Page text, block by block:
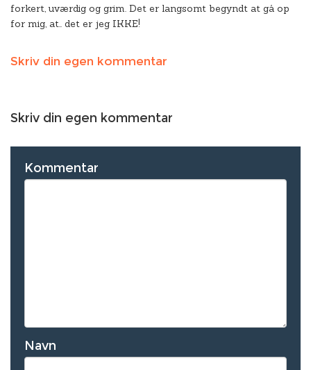
forkert, uværdig og grim. Det er langsomt begyndt at gå op
for mig, at.. det er jeg IKKE!
Skriv din egen kommentar
Skriv din egen kommentar
Kommentar
Navn